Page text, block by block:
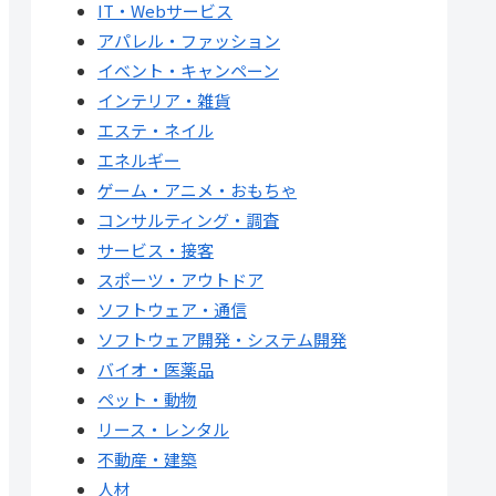
IT・Webサービス
アパレル・ファッション
イベント・キャンペーン
インテリア・雑貨
エステ・ネイル
エネルギー
ゲーム・アニメ・おもちゃ
コンサルティング・調査
サービス・接客
スポーツ・アウトドア
ソフトウェア・通信
ソフトウェア開発・システム開発
バイオ・医薬品
ペット・動物
リース・レンタル
不動産・建築
人材